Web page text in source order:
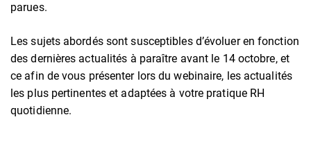
parues.
Les sujets abordés sont susceptibles d’évoluer en fonction
des dernières actualités à paraître avant le 14 octobre, et
ce afin de vous présenter lors du webinaire, les actualités
les plus pertinentes et adaptées à votre pratique RH
quotidienne.